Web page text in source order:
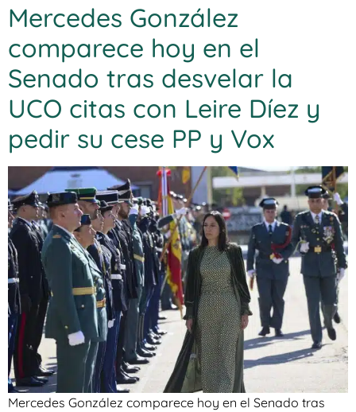
Mercedes González
comparece hoy en el
Senado tras desvelar la
UCO citas con Leire Díez y
pedir su cese PP y Vox
Mercedes González comparece hoy en el Senado tras